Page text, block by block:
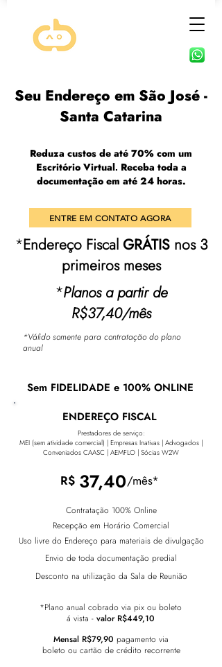
Seu Endereço em São José -
Santa Catarina
Reduza custos de até 70% com um
Escritório Virtual. Receba toda a
documentação em até 24 horas.
ENTRE EM CONTATO AGORA
*Endereço FiscalGRÁTIS nos 3
primeiros meses
*Planos a partir de
R$37,40/mês
*Válido somente para contratação do plano
anual
Sem FIDELIDADE e 100% ONLINE
ENDEREÇO FISCAL
Prestadores de serviço:
MEI (sem atividade comercial) | Empresas Inativas | Advogados |
Conveniados CAASC | AEMFLO | Sócias W2W
R$ 37,40/mês*
Contratação 100% Online
Recepção em Horário Comercial
Uso livre do Endereço para materiais de divulgação
Envio de toda documentação predial
Desconto na utilização da Sala de Reunião
*Plano anual cobrado via pix ou boleto
á vista - valor R$449,10
Mensal R$79,90 pagamento via
boleto ou cartão de crédito recorrente